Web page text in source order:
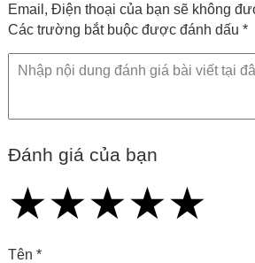
Email, Điện thoại của bạn sẽ không
Các trường bắt buộc được đánh dấu *
Đánh giá của bạn
★
★★
★★★
★★★★
★★★★★
Tên *